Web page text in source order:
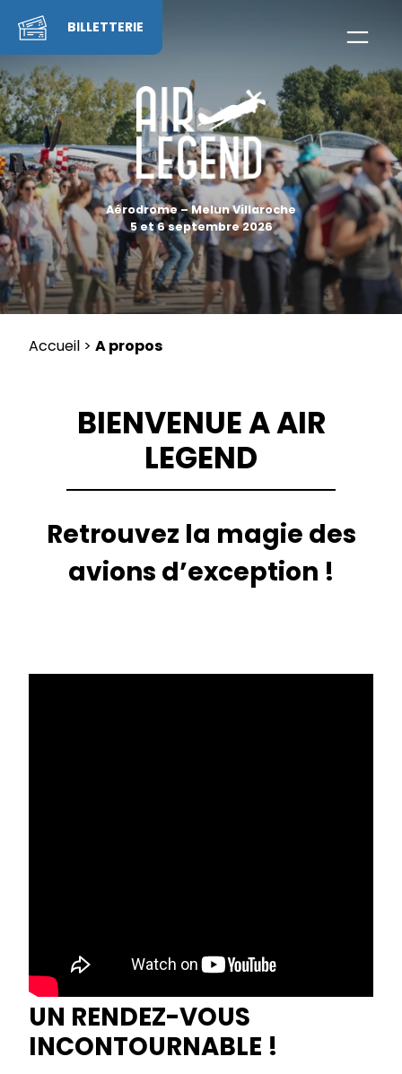
content
Aérodrome – Melun Villaroche
5 et 6 septembre 2026
BILLETTERIE
Accueil > A propos
BIENVENUE A AIR
LEGEND
Retrouvez la magie des
avions d’exception !
UN RENDEZ-VOUS
INCONTOURNABLE !